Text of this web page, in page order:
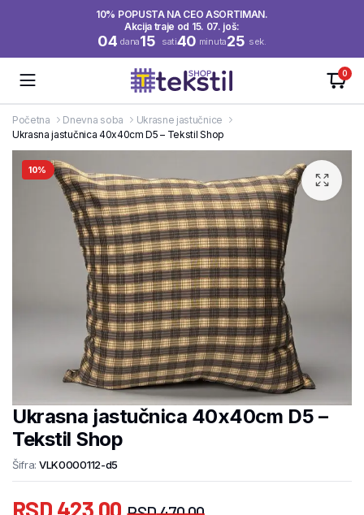
10% POPUSTA NA CEO ASORTIMAN.
Akcija traje od 15. 07. još:
04 dana15 sati40 minuta25 sek.
0
Početna Dnevna soba
Ukrasne jastučnice
Ukrasna jastučnica 40x40cm D5 – Tekstil Shop
10%
Ukrasna jastučnica 40x40cm D5 –
Tekstil Shop
Šifra: VLK0000112-d5
RSD 423,00